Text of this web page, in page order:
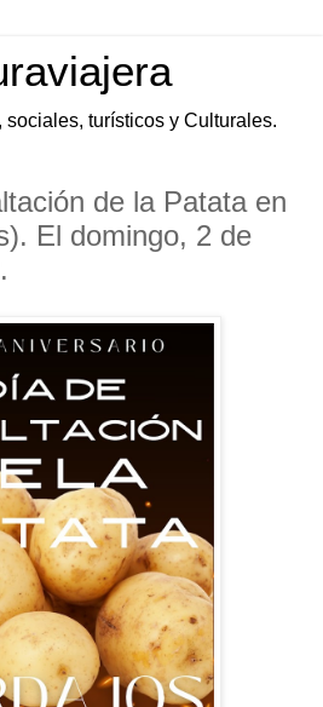
sociales, turísticos y Culturales.
de la Patata en
El domingo, 2 de